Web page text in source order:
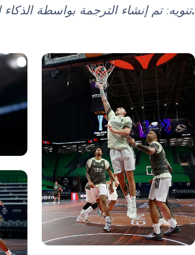
.تنويه: تم إنشاء الترجمة بواسطة